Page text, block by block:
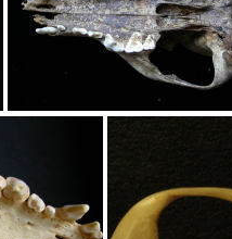
Crâne : vue ventrale